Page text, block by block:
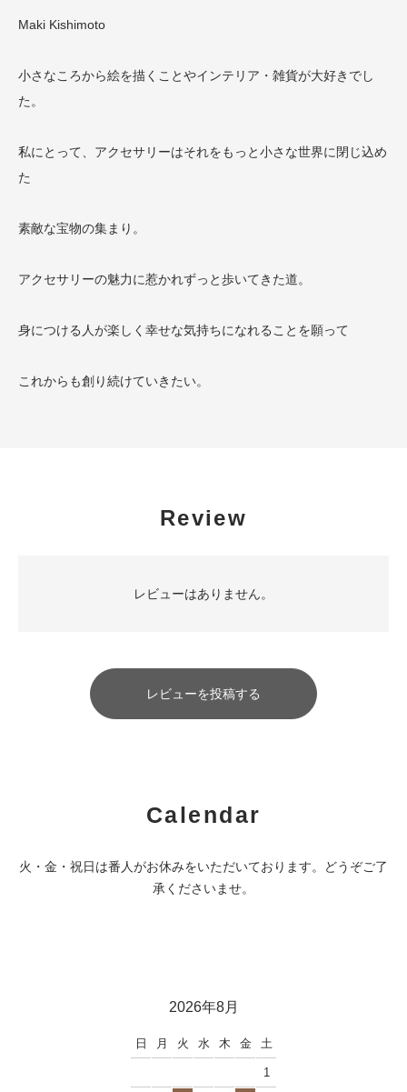
Maki Kishimoto
小さなころから絵を描くことやインテリア・雑貨が大好きでし
た。
私にとって、アクセサリーはそれをもっと小さな世界に閉じ込め
た
素敵な宝物の集まり。
アクセサリーの魅力に惹かれずっと歩いてきた道。
身につける人が楽しく幸せな気持ちになれることを願って
これからも創り続けていきたい。
Review
レビューはありません。
レビューを投稿する
Calendar
火・金・祝日は番人がお休みをいただいております。どうぞご了
承くださいませ。
2026年8月
日 月 火 水 木 金 土
1